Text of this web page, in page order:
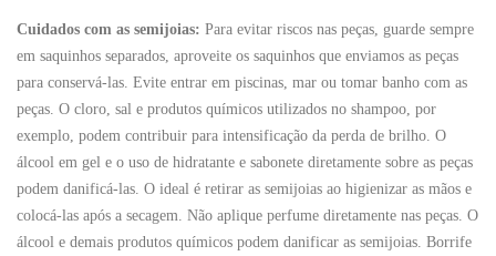
Cuidados com as semijoias: Para evitar riscos nas peças, guarde sempre
em saquinhos separados, aproveite os saquinhos que enviamos as peças
para conservá-las. Evite entrar em piscinas, mar ou tomar banho com as
peças. O cloro, sal e produtos químicos utilizados no shampoo, por
exemplo, podem contribuir para intensificação da perda de brilho. O
álcool em gel e o uso de hidratante e sabonete diretamente sobre as peças
podem danificá-las. O ideal é retirar as semijoias ao higienizar as mãos e
colocá-las após a secagem. Não aplique perfume diretamente nas peças. O
álcool e demais produtos químicos podem danificar as semijoias. Borrife